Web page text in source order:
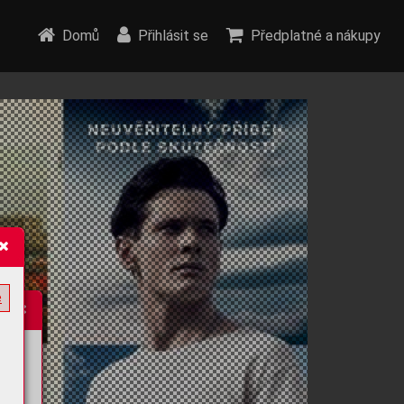
Domů Přihlásit se Předplatné a nákupy